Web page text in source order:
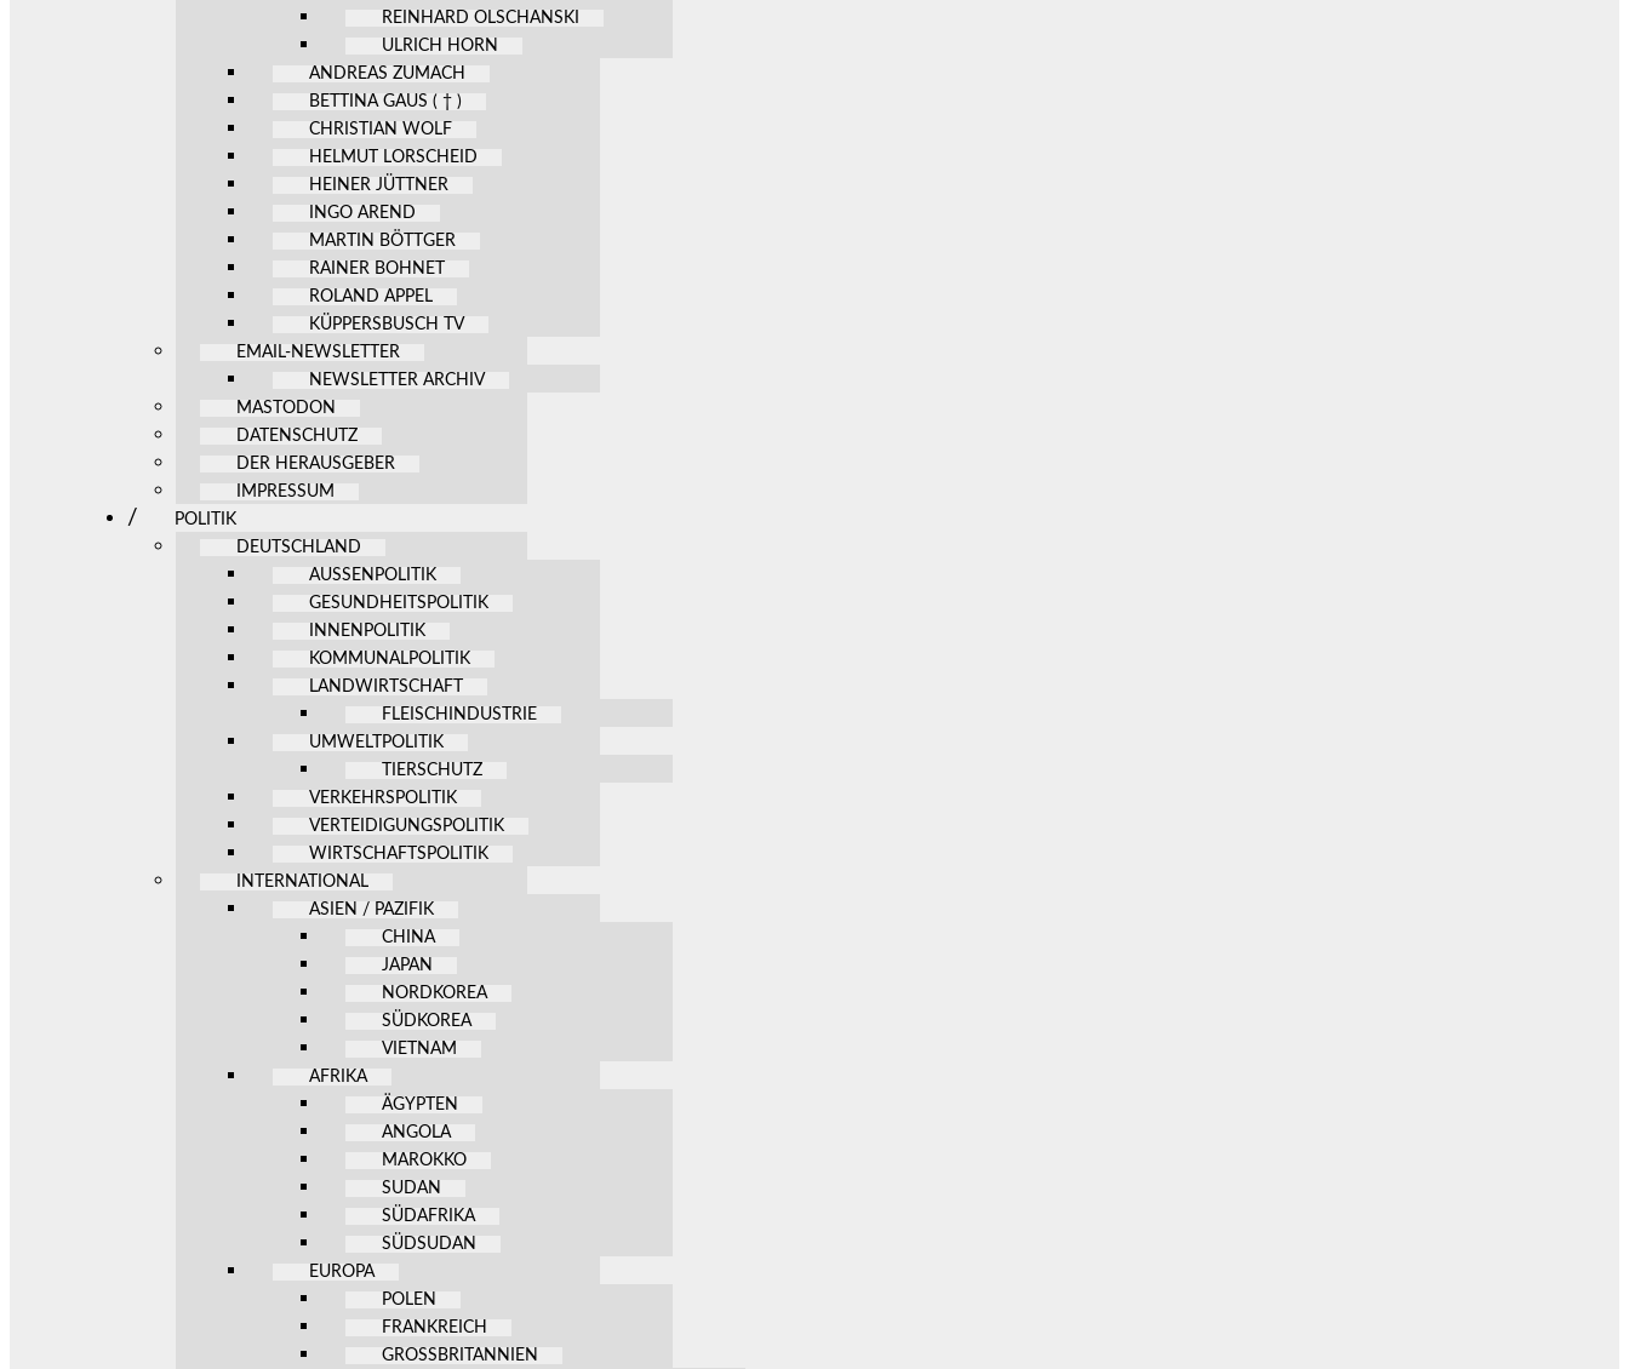
REINHARD OLSCHANSKI
ULRICH HORN
ANDREAS ZUMACH
BETTINA GAUS ( † )
CHRISTIAN WOLF
HELMUT LORSCHEID
HEINER JÜTTNER
INGO AREND
MARTIN BÖTTGER
RAINER BOHNET
ROLAND APPEL
KÜPPERSBUSCH TV
EMAIL-NEWSLETTER
NEWSLETTER ARCHIV
MASTODON
DATENSCHUTZ
DER HERAUSGEBER
IMPRESSUM
POLITIK
DEUTSCHLAND
AUSSENPOLITIK
GESUNDHEITSPOLITIK
INNENPOLITIK
KOMMUNALPOLITIK
LANDWIRTSCHAFT
FLEISCHINDUSTRIE
UMWELTPOLITIK
TIERSCHUTZ
VERKEHRSPOLITIK
VERTEIDIGUNGSPOLITIK
WIRTSCHAFTSPOLITIK
INTERNATIONAL
ASIEN / PAZIFIK
CHINA
JAPAN
NORDKOREA
SÜDKOREA
VIETNAM
AFRIKA
ÄGYPTEN
ANGOLA
MAROKKO
SUDAN
SÜDAFRIKA
SÜDSUDAN
EUROPA
POLEN
FRANKREICH
GROSSBRITANNIEN